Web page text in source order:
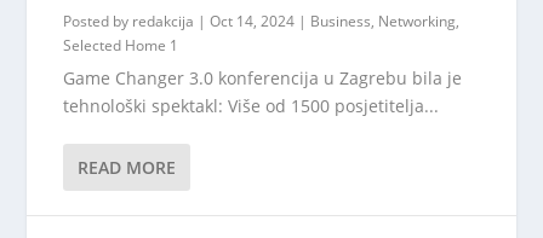
Posted by redakcija |Oct 14, 2024 | Business, Networking,
Selected Home 1
Game Changer 3.0 konferencija u Zagrebu bila je
tehnološki spektakl: Više od 1500 posjetitelja...
READ MORE